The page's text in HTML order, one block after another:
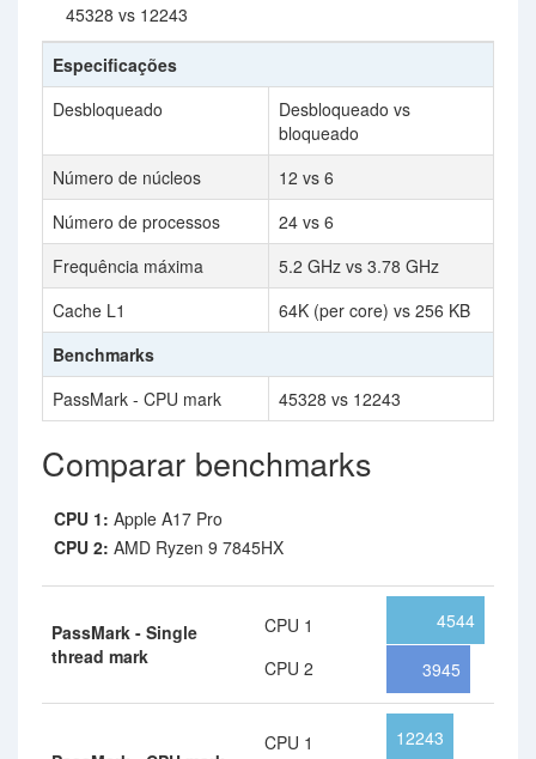
45328 vs 12243
Especificações
Desbloqueado
Desbloqueado vs
bloqueado
Número de núcleos
12 vs 6
Número de processos
24 vs 6
Frequência máxima
5.2 GHz vs 3.78 GHz
Cache L1
64K (per core) vs 256 KB
Benchmarks
PassMark - CPU mark
45328 vs 12243
Comparar benchmarks
CPU 1: Apple A17 Pro
CPU 2: AMD Ryzen 9 7845HX
PassMark - Single
thread mark
CPU 1
CPU 2
4544
3945
CPU 1
12243